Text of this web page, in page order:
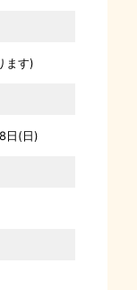
ます)
日(日)